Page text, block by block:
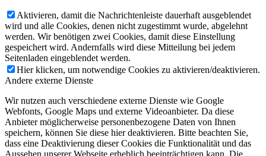
Aktivieren, damit die Nachrichtenleiste dauerhaft ausgeblendet
wird und alle Cookies, denen nicht zugestimmt wurde, abgelehnt
werden. Wir benötigen zwei Cookies, damit diese Einstellung
gespeichert wird. Andernfalls wird diese Mitteilung bei jedem
Seitenladen eingeblendet werden.
Hier klicken, um notwendige Cookies zu aktivieren/deaktivieren.
Andere externe Dienste
Wir nutzen auch verschiedene externe Dienste wie Google
Webfonts, Google Maps und externe Videoanbieter. Da diese
Anbieter möglicherweise personenbezogene Daten von Ihnen
speichern, können Sie diese hier deaktivieren. Bitte beachten Sie,
dass eine Deaktivierung dieser Cookies die Funktionalität und das